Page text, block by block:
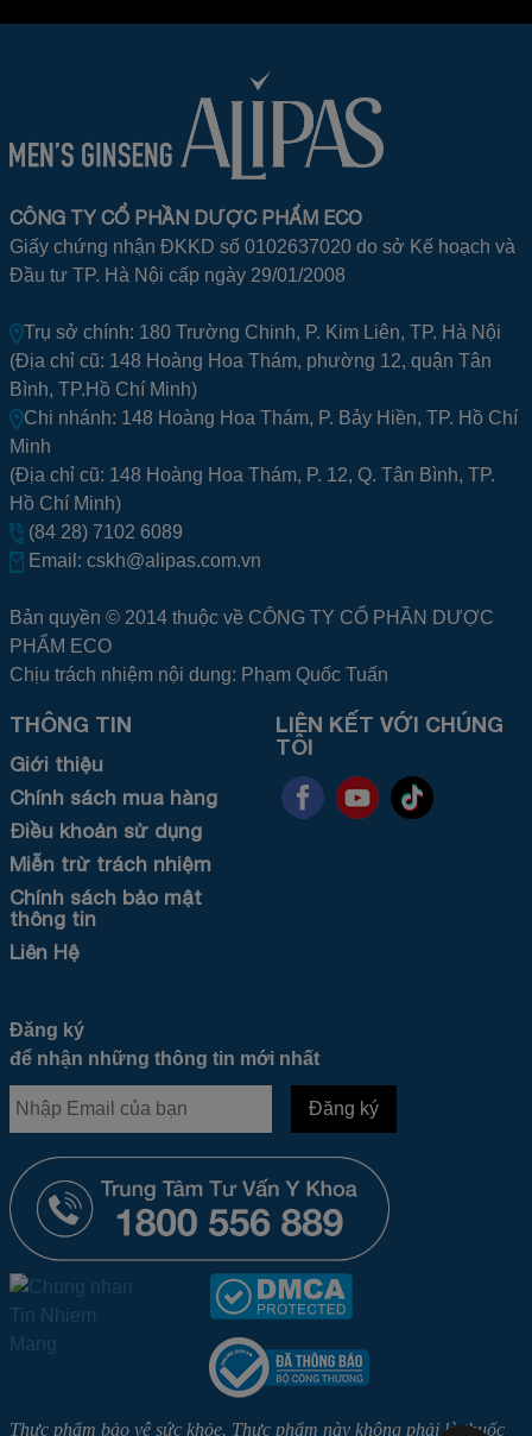
CÔNG TY CỔ PHẦN DƯỢC PHẨM ECO
Giấy chứng nhận ĐKKD số 0102637020 do sở Kế hoạch và
Đầu tư TP. Hà Nội cấp ngày 29/01/2008
Trụ sở chính: 180 Trường Chinh, P. Kim Liên, TP. Hà Nội
(Địa chỉ cũ: 148 Hoàng Hoa Thám, phường 12, quận Tân
Bình, TP.Hồ Chí Minh)
Chi nhánh: 148 Hoàng Hoa Thám, P. Bảy Hiền, TP. Hồ Chí
Minh
(Địa chỉ cũ: 148 Hoàng Hoa Thám, P. 12, Q. Tân Bình, TP.
Hồ Chí Minh)
(84 28) 7102 6089
Email: cskh@alipas.com.vn
Bản quyền © 2014 thuộc về CÔNG TY CỔ PHẦN DƯỢC
PHẨM ECO
Chịu trách nhiệm nội dung: Phạm Quốc Tuấn
THÔNG TIN
Giới thiệu
Chính sách mua hàng
Điều khoản sử dụng
Miễn trừ trách nhiệm
Chính sách bảo mật
thông tin
Liên Hệ
LIÊN KẾT VỚI CHÚNG
TÔI
Đăng ký
để nhận những thông tin mới nhất
Thực phẩm bảo vệ sức khỏe. Thực phẩm này không phải là thuốc